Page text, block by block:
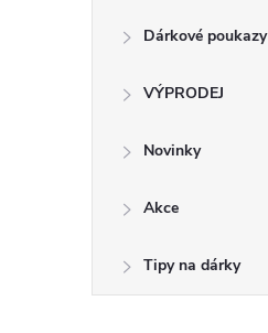
Dárkové poukazy
VÝPRODEJ
Novinky
Akce
Tipy na dárky